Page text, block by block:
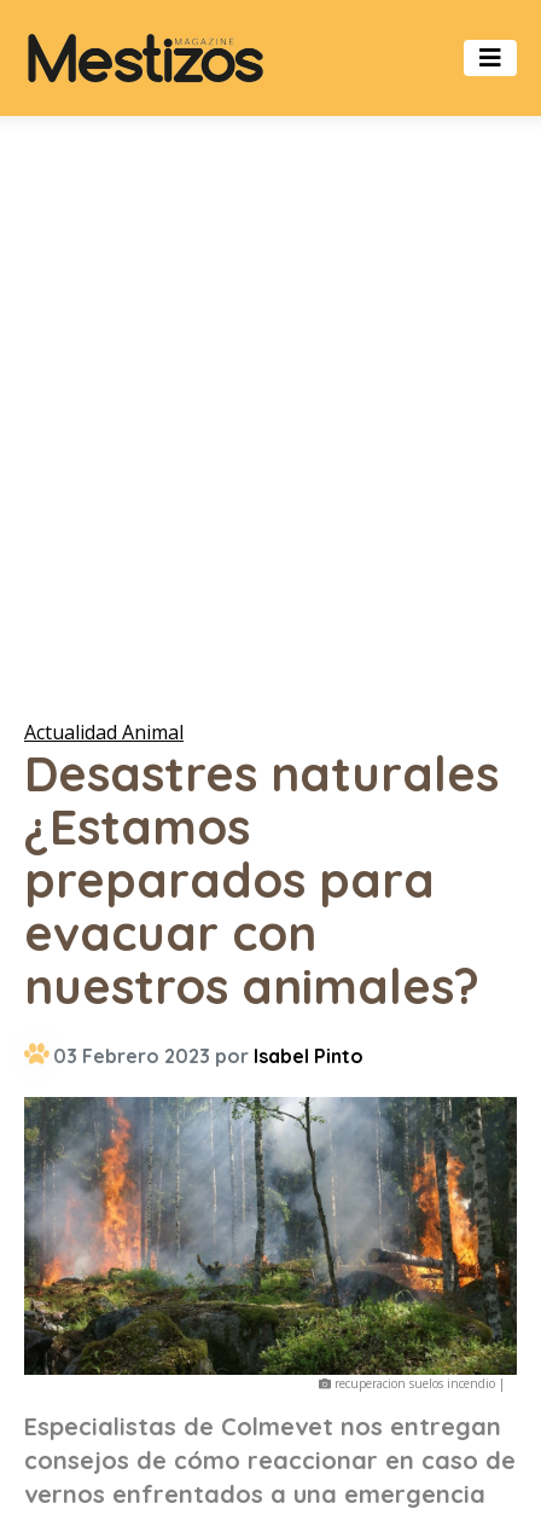
Actualidad Animal
Desastres naturales
¿Estamos
preparados para
evacuar con
nuestros animales?
03 Febrero 2023 por Isabel Pinto
recuperacion suelos incendio |
Especialistas de Colmevet nos entregan
consejos de cómo reaccionar en caso de
vernos enfrentados a una emergencia